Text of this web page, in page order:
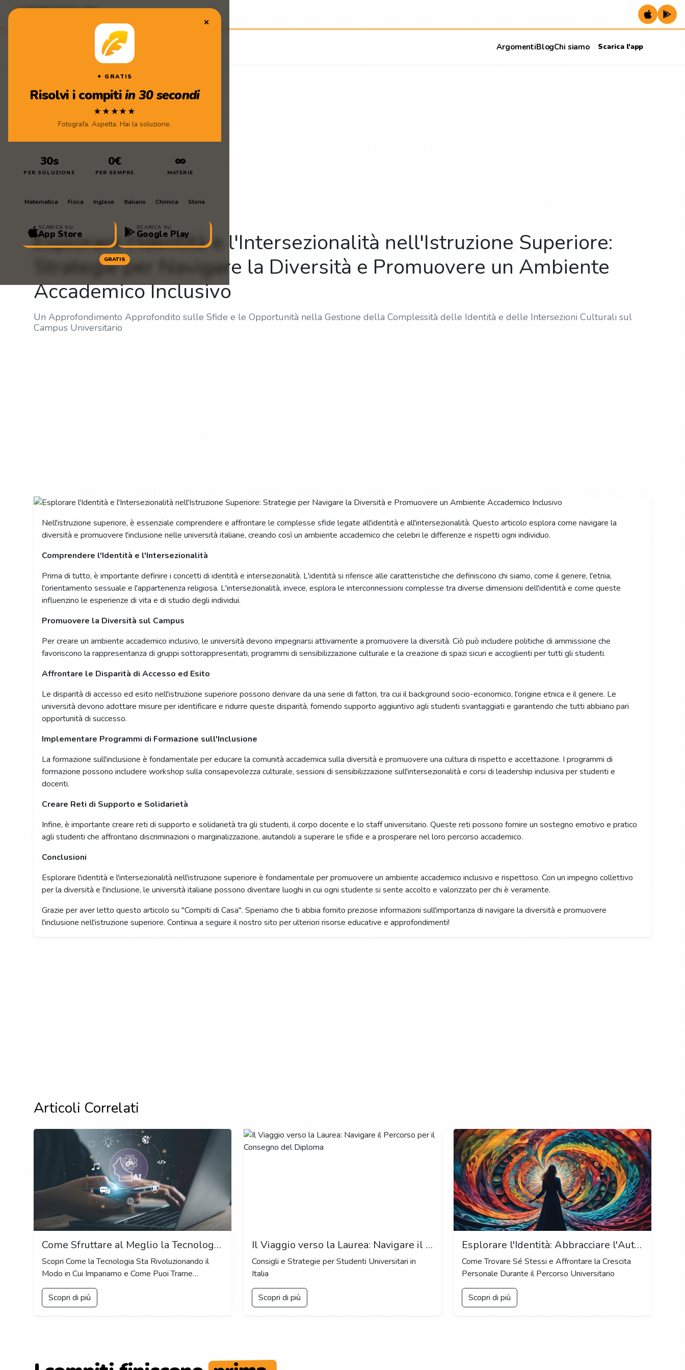
Compiti di Casa · App
✕
✦ GRATIS
Risolvi i compitiin 30 secondi
★★★★★
Fotografa. Aspetta. Hai la soluzione.
30s
PER SOLUZIONE
0€
PER SEMPRE
∞
MATERIE
Matematica Fisica Inglese Italiano Chimica Storia
SCARICA SU
App Store
SCARICA SU
Google Play
GRATIS
di Casa ArgomentiBlogChi siamo Scarica l'app
Esplorare l'Identità e l'Intersezionalità nell'Istruzione Superiore:
Strategie per Navigare la Diversità e Promuovere un Ambiente
Accademico Inclusivo
Un Approfondimento Approfondito sulle Sfide e le Opportunità nella Gestione della Complessità delle Identità e delle Intersezioni Culturali sul
Campus Universitario
Nell'istruzione superiore, è essenziale comprendere e affrontare le complesse sfide legate all'identità e all'intersezionalità. Questo articolo esplora come navigare la
diversità e promuovere l'inclusione nelle università italiane, creando così un ambiente accademico che celebri le differenze e rispetti ogni individuo.
Comprendere l'Identità e l'Intersezionalità
Prima di tutto, è importante definire i concetti di identità e intersezionalità. L'identità si riferisce alle caratteristiche che definiscono chi siamo, come il genere, l'etnia,
l'orientamento sessuale e l'appartenenza religiosa. L'intersezionalità, invece, esplora le interconnessioni complesse tra diverse dimensioni dell'identità e come queste
influenzino le esperienze di vita e di studio degli individui.
Promuovere la Diversità sul Campus
Per creare un ambiente accademico inclusivo, le università devono impegnarsi attivamente a promuovere la diversità. Ciò può includere politiche di ammissione che
favoriscono la rappresentanza di gruppi sottorappresentati, programmi di sensibilizzazione culturale e la creazione di spazi sicuri e accoglienti per tutti gli studenti.
Affrontare le Disparità di Accesso ed Esito
Le disparità di accesso ed esito nell'istruzione superiore possono derivare da una serie di fattori, tra cui il background socio-economico, l'origine etnica e il genere. Le
università devono adottare misure per identificare e ridurre queste disparità, fornendo supporto aggiuntivo agli studenti svantaggiati e garantendo che tutti abbiano pari
opportunità di successo.
Implementare Programmi di Formazione sull'Inclusione
La formazione sull'inclusione è fondamentale per educare la comunità accademica sulla diversità e promuovere una cultura di rispetto e accettazione. I programmi di
formazione possono includere workshop sulla consapevolezza culturale, sessioni di sensibilizzazione sull'intersezionalità e corsi di leadership inclusiva per studenti e
docenti.
Creare Reti di Supporto e Solidarietà
Infine, è importante creare reti di supporto e solidarietà tra gli studenti, il corpo docente e lo staff universitario. Queste reti possono fornire un sostegno emotivo e pratico
agli studenti che affrontano discriminazioni o marginalizzazione, aiutandoli a superare le sfide e a prosperare nel loro percorso accademico.
Conclusioni
Esplorare l'identità e l'intersezionalità nell'istruzione superiore è fondamentale per promuovere un ambiente accademico inclusivo e rispettoso. Con un impegno collettivo
per la diversità e l'inclusione, le università italiane possono diventare luoghi in cui ogni studente si sente accolto e valorizzato per chi è veramente.
Grazie per aver letto questo articolo su "Compiti di Casa". Speriamo che ti abbia fornito preziose informazioni sull'importanza di navigare la diversità e promuovere
l'inclusione nell'istruzione superiore. Continua a seguire il nostro sito per ulteriori risorse educative e approfondimenti!
Articoli Correlati
Come Sfruttare al Meglio la Tecnologia per Creare Esperienze di Apprendimento Personalizzate
Scopri Come la Tecnologia Sta Rivoluzionando il
Modo in Cui Impariamo e Come Puoi Trarne
Vantaggio
Scopri di più
Il Viaggio verso la Laurea: Navigare il Percorso per il Consegno del Diploma
Consigli e Strategie per Studenti Universitari in
Italia
Scopri di più
Esplorare l'Identità: Abbracciare l'Auto-scoperta e la Crescita Personale al College
Come Trovare Sé Stessi e Affrontare la Crescita
Personale Durante il Percorso Universitario
Scopri di più